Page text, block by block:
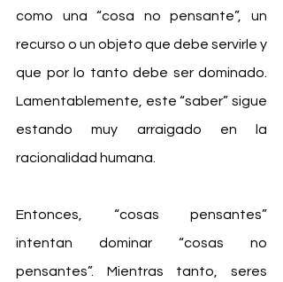
como una “cosa no pensante”, un
recurso o un objeto que debe servirle y
que por lo tanto debe ser dominado.
Lamentablemente, este “saber” sigue
estando muy arraigado en la
racionalidad humana.
Entonces, “cosas pensantes”
intentan dominar “cosas no
pensantes”. Mientras tanto, seres